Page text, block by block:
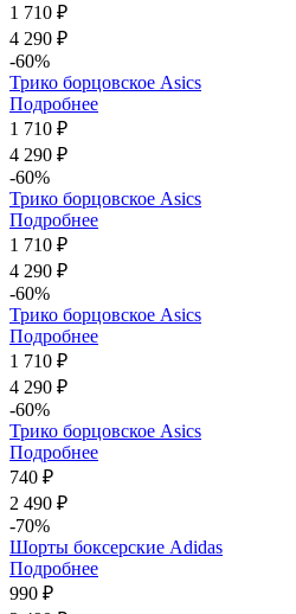
1 710 ₽
4 290 ₽
-60%
Трико борцовское Asics
Подробнее
1 710 ₽
4 290 ₽
-60%
Трико борцовское Asics
Подробнее
1 710 ₽
4 290 ₽
-60%
Трико борцовское Asics
Подробнее
1 710 ₽
4 290 ₽
-60%
Трико борцовское Asics
Подробнее
740 ₽
2 490 ₽
-70%
Шорты боксерские Adidas
Подробнее
990 ₽